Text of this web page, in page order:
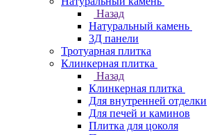
Назад
Натуральный камень
3Д панели
Тротуарная плитка
Клинкерная плитка
Назад
Клинкерная плитка
Для внутренней отделки
Для печей и каминов
Плитка для цоколя